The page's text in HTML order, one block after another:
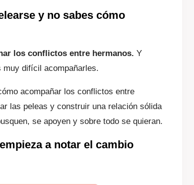
y no sabes cómo
los conflictos entre hermanos. Y
muy difícil acompañarles.
acompañar los conflictos entre
las peleas y construir una relación sólida
se apoyen y sobre todo se quieran.
a notar el cambio